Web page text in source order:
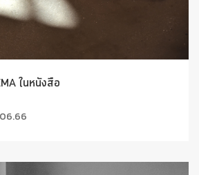
ในหนังสือ